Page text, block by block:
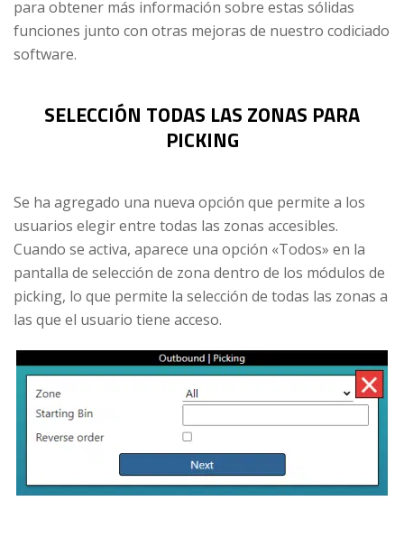
para obtener más información sobre estas sólidas
funciones junto con otras mejoras de nuestro codiciado
software.
SELECCIÓN TODAS LAS ZONAS PARA
PICKING
Se ha agregado una nueva opción que permite a los
usuarios elegir entre todas las zonas accesibles.
Cuando se activa, aparece una opción «Todos» en la
pantalla de selección de zona dentro de los módulos de
picking, lo que permite la selección de todas las zonas a
las que el usuario tiene acceso.